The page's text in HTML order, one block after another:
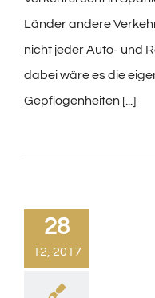
Länder andere
nicht jeder Auto- und
dabei wäre es die
Gepflogenheiten [...]
28
12, 2017